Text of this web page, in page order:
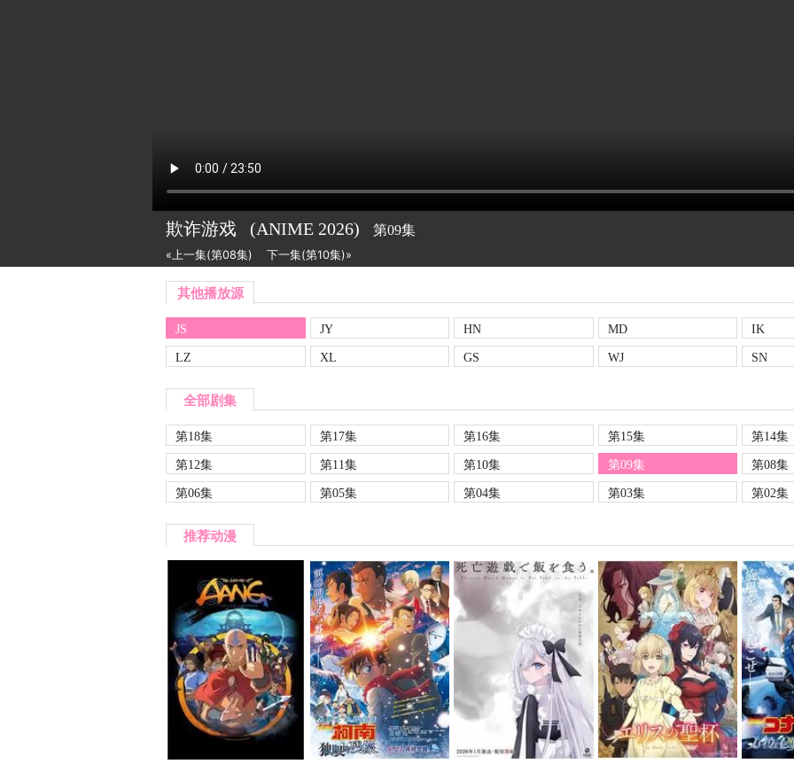
欺诈游戏 (ANIME 2026) 第09集
«上一集(第08集) 下一集(第10集)»
其他播放源
JS JY HN MD IK
LZ
XL GS WJ SN
全部剧集
第18集 第17集 第16集 第15集 第14集
第12集
第11集 第10集 第09集 第08集
第06集
第05集 第04集 第03集 第02集
推荐动漫